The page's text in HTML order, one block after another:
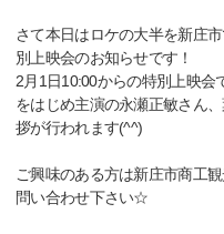
さて本日はロケの大半を新庄
別上映会のお知らせです！
2月1日10:00からの特別上映会
をはじめ主演の永瀬正敏さん
拶が行われます(^^)
ご興味のある方は新庄市商工
問い合わせ下さい☆